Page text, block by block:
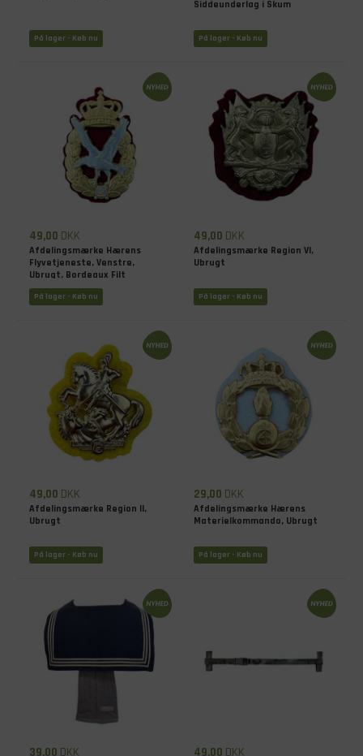
På lager - Køb nu
Siddeunderlag i Skum
På lager - Køb nu
49,00 DKK
Afdelingsmærke Hærens
Flyvetjeneste, Venstre,
Ubrugt, Bordeaux Filt
På lager - Køb nu
49,00 DKK
Afdelingsmærke Region VI,
Ubrugt
På lager - Køb nu
49,00 DKK
Afdelingsmærke Region II,
Ubrugt
På lager - Køb nu
29,00 DKK
Afdelingsmærke Hærens
Materielkommando, Ubrugt
På lager - Køb nu
39,00 DKK 49,00 DKK